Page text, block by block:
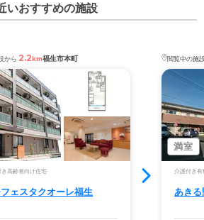
いおすすめの施設
から 2.2km福生市本町
き高齢者向け住宅
ェスタクオーレ福生
閲覧中の施
満室
介護付き有
あき